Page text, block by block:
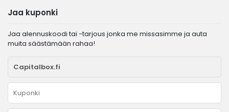
Jaa kuponki
Jaa alennuskoodi tai -tarjous jonka me missasimme ja auta
muita säästämään rahaa!